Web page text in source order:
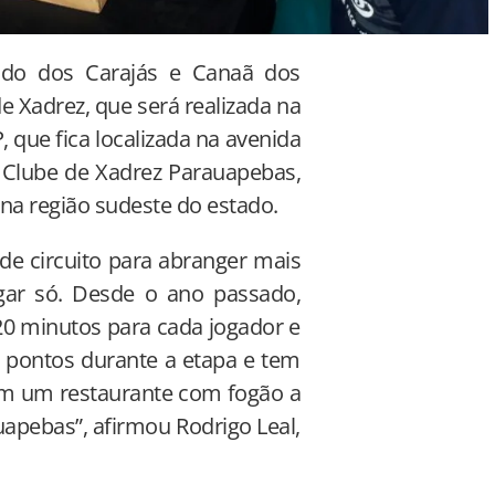
dos Carajás e Canaã dos
Xadrez, que será realizada na
que fica localizada na avenida
de Xadrez Parauapebas,
região sudeste do estado.
circuito para abranger mais
só. Desde o ano passado,
minutos para cada jogador e
durante a etapa e tem
um restaurante com fogão a
afirmou Rodrigo Leal,